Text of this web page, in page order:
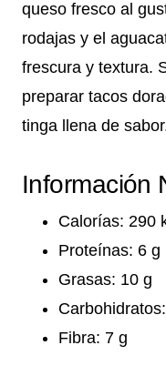
queso fresco al
rodajas y el
frescura y textura.
preparar tacos
tinga llena de
Información
Calorías: 290
Proteínas: 6 g
Grasas: 10 g
Fibra: 7 g